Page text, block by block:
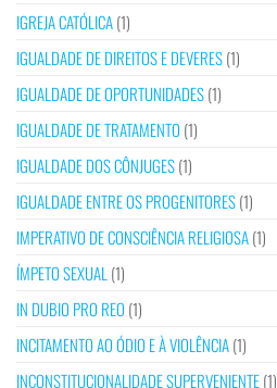
IGREJA CATÓLICA(1)
IGUALDADE DE DIREITOS E DEVERES(1)
IGUALDADE DE OPORTUNIDADES(1)
IGUALDADE DE TRATAMENTO (1)
IGUALDADE DOS CÔNJUGES(1)
IGUALDADE ENTRE OS PROGENITORES(1)
IMPERATIVO DE CONSCIÊNCIA RELIGIOSA(1)
ÍMPETO SEXUAL (1)
IN DUBIO PRO REO (1)
INCITAMENTO AO ÓDIO E À VIOLÊNCIA(1)
INCONSTITUCIONALIDADE SUPERVENIENTE(1)